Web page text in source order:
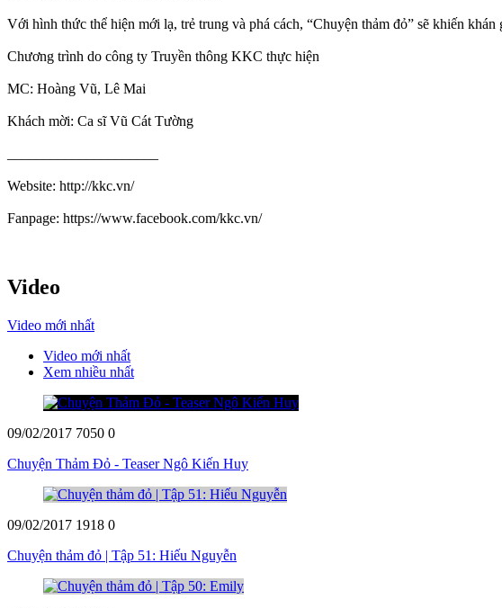
Với hình thức thể hiện mới lạ, trẻ trung và phá cách, “Chuyện thảm đỏ” sẽ khiến
Chương trình do công ty Truyền thông KKC thực hiện
MC: Hoàng Vũ, Lê Mai
Khách mời: Ca sĩ Vũ Cát Tường
Website: http://kkc.vn/
Fanpage: https://www.facebook.com/kkc.vn/
Video
Video mới nhất
Video mới nhất
Xem nhiều nhất
09/02/2017 7050 0
Chuyện Thảm Đỏ - Teaser Ngô Kiến Huy
09/02/2017 1918 0
Chuyện thảm đỏ | Tập 51: Hiếu Nguyễn